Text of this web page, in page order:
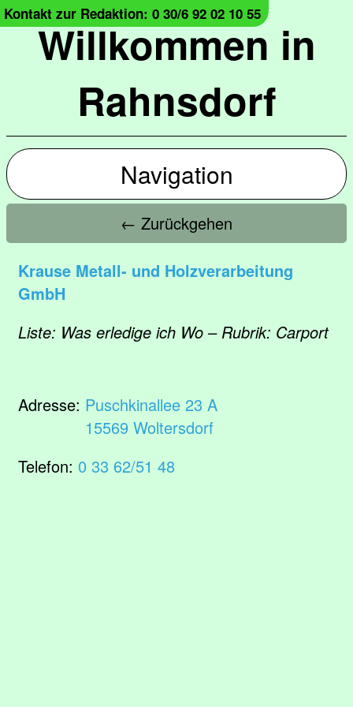
Willkommen in
Rahnsdorf
Kontakt zur Redaktion: 0 30/6 92 02 10 55
Navigation
← Zurückgehen
Krause Metall- und Holzverarbeitung
GmbH
Liste: Was erledige ich Wo – Rubrik: Carport
Adresse: Puschkinallee 23 A
15569 Woltersdorf
Telefon: 0 33 62/51 48